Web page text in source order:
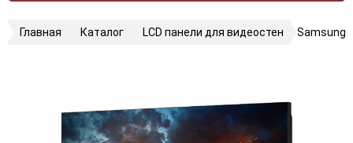
Главная Каталог LCD панели для видеостен Samsung